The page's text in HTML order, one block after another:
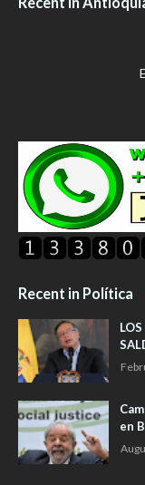
Recent in Política
en